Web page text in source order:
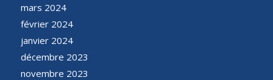
mars 2024
février 2024
janvier 2024
décembre 2023
novembre 2023